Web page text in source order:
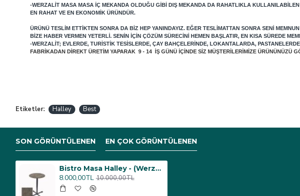
-WERZALIT MASA MASA IÇ MEKANDA OLDUĞU GIBI DIŞ MEKANDA DA RAHATLIKLA
EN RAHAT VE EN EKONOMIK ÜRÜNDÜR.
ÜRÜNÜ TESLIM ETTIKTEN SONRA DA BIZ HEP YANINDAYIZ. EĞER TESLIMATTAN SONRA SENI
BIZE HABER VERMEN YETERLI. SENIN IÇIN ÇÖZÜM SÜRECINI HEMEN BAŞLATIR, EN KISA SÜREDE
-WERZALIT; EVLERDE, TURISTIK TESISLERDE, ÇAY BAHÇELERINDE, LOKANTALARDA,
FABRIKADAN DIREKT ÜRETIM YAPARAK 9 - 14 IŞ GÜNÜ IÇINDE SIZ MÜŞTERILERIMIZE ÜRÜNÜNÜZÜ
Etiketler: Halley Best
SON GÖRÜNTÜLENEN EN ÇOK GÖRÜNTÜLENEN
Bistro Masa Halley - (Werzalit, Wermodin ve Allzalit Tabla 70 cm çap) - Halong
8.000,00TL 10.000,00TL